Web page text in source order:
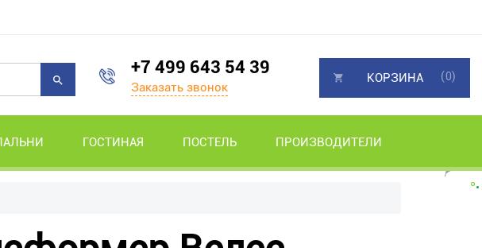
+7 499 643 54 39
Заказать звонок
ГОСТИНАЯ ПОСТЕЛЬ ПРОИЗВОДИТЕЛИ
КОРЗИНА (0)